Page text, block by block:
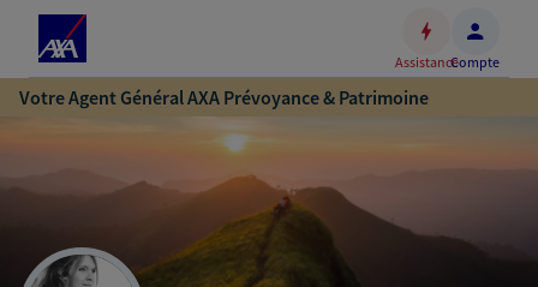
Accéder
au
Accéder
au
pied
de
AssistanceCompte
Votre Agent Général AXA Prévoyance & Patrimoine